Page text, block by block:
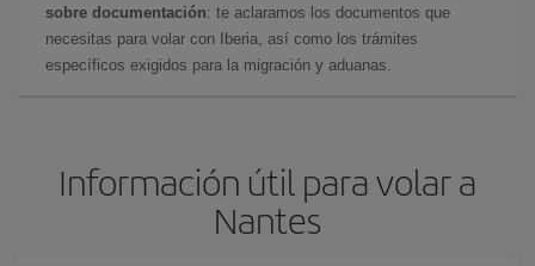
sobre documentación: te aclaramos los documentos que
necesitas para volar con Iberia, así como los trámites
específicos exigidos para la migración y aduanas.
Información útil para volar a
Nantes